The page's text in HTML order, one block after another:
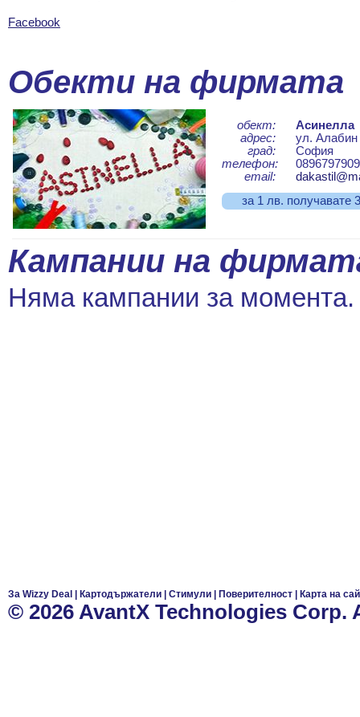
Facebook
Обекти на фирмата
обект:
Асинелла
адрес:
ул. Алабин
град:
София
телефон:
0896797909
email:
за 1 лв. получавате
Кампании на
Няма кампании за момента.
За Wizzy Deal Картодържатели Стимули Поверителност Карта на
© 2026 AvantX Technologies Corp.